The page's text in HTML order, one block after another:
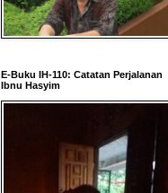
E-Buku IH-110: Catatan Perjalanan
Ibnu Hasyim